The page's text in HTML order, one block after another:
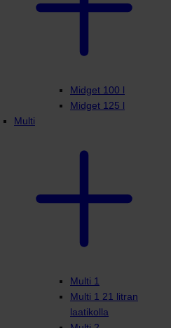
Midget 100 l
Midget 125 l
Multi
Multi 1
Multi 1 21 litran
laatikolla